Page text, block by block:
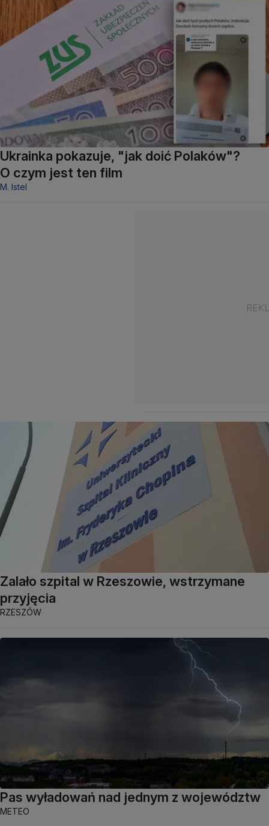
Ukrainka pokazuje, "jak doić Polaków"?
O czym jest ten film
M. Istel
Zalało szpital w Rzeszowie, wstrzymane
przyjęcia
RZESZÓW
Pas wyładowań nad jednym z województw
METEO